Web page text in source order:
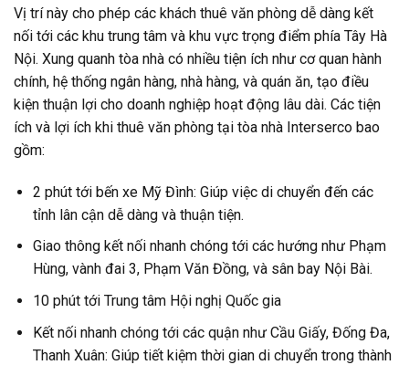
Vị trí này cho phép các khách thuê văn phòng dễ dàng kết
nối tới các khu trung tâm và khu vực trọng điểm phía Tây Hà
Nội. Xung quanh tòa nhà có nhiều tiện ích như cơ quan hành
chính, hệ thống ngân hàng, nhà hàng, và quán ăn, tạo điều
kiện thuận lợi cho doanh nghiệp hoạt động lâu dài. Các tiện
ích và lợi ích khi thuê văn phòng tại tòa nhà Interserco bao
gồm:
2 phút tới bến xe Mỹ Đình: Giúp việc di chuyển đến các
tỉnh lân cận dễ dàng và thuận tiện.
Giao thông kết nối nhanh chóng tới các hướng như Phạm
Hùng, vành đai 3, Phạm Văn Đồng, và sân bay Nội Bài.
10 phút tới Trung tâm Hội nghị Quốc gia
Kết nối nhanh chóng tới các quận như Cầu Giấy, Đống Đa,
Thanh Xuân: Giúp tiết kiệm thời gian di chuyển trong thành